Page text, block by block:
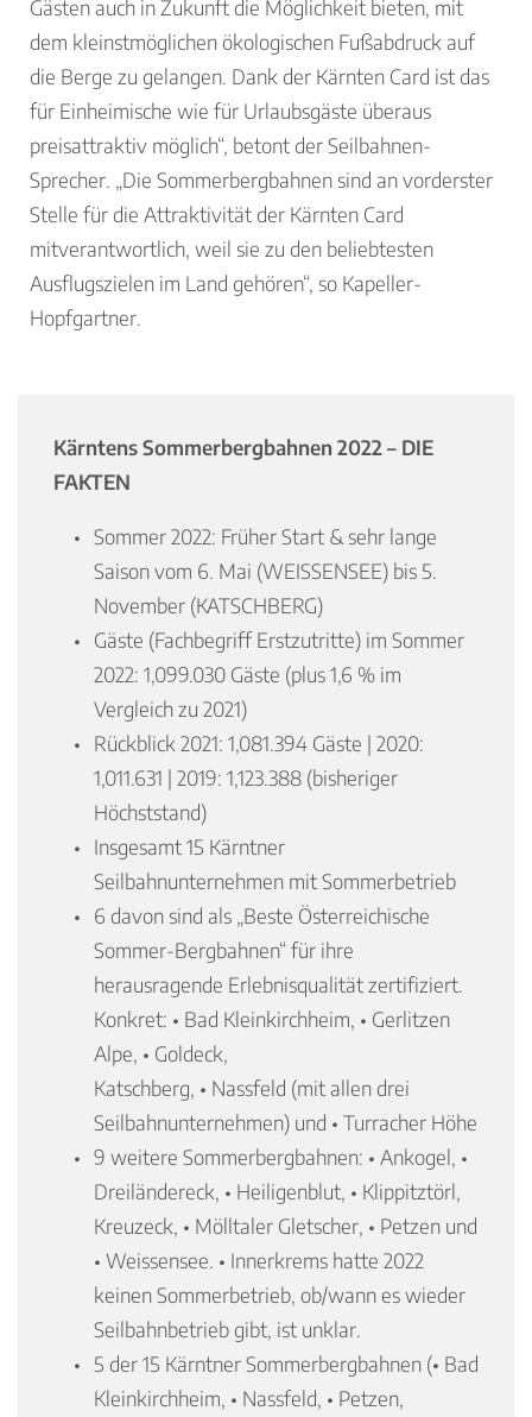
Gästen auch in Zukunft die Möglichkeit bieten, mit
dem kleinstmöglichen ökologischen Fußabdruck auf
die Berge zu gelangen. Dank der Kärnten Card ist das
für Einheimische wie für Urlaubsgäste überaus
preisattraktiv möglich“, betont der Seilbahnen-
Sprecher. „Die Sommerbergbahnen sind an vorderster
Stelle für die Attraktivität der Kärnten Card
mitverantwortlich, weil sie zu den beliebtesten
Ausflugszielen im Land gehören“, so Kapeller-
Hopfgartner.
Kärntens Sommerbergbahnen 2022 – DIE
FAKTEN
Sommer 2022: Früher Start & sehr lange
Saison vom 6. Mai (WEISSENSEE) bis 5.
November (KATSCHBERG)
Gäste (Fachbegriff Erstzutritte) im Sommer
2022: 1,099.030 Gäste (plus 1,6 % im
Vergleich zu 2021)
Rückblick 2021: 1,081.394 Gäste | 2020:
1,011.631 | 2019: 1,123.388 (bisheriger
Höchststand)
Insgesamt 15 Kärntner
Seilbahnunternehmen mit Sommerbetrieb
6 davon sind als „Beste Österreichische
Sommer-Bergbahnen“ für ihre
herausragende Erlebnisqualität zertifiziert.
Konkret: • Bad Kleinkirchheim, • Gerlitzen
Alpe, • Goldeck,
Katschberg, • Nassfeld (mit allen drei
Seilbahnunternehmen) und • Turracher Höhe
9 weitere Sommerbergbahnen: • Ankogel, •
Dreiländereck, • Heiligenblut, • Klippitztörl,
Kreuzeck, • Mölltaler Gletscher, • Petzen und
• Weissensee. • Innerkrems hatte 2022
keinen Sommerbetrieb, ob/wann es wieder
Seilbahnbetrieb gibt, ist unklar.
5 der 15 Kärntner Sommerbergbahnen (• Bad
Kleinkirchheim, • Nassfeld, • Petzen,